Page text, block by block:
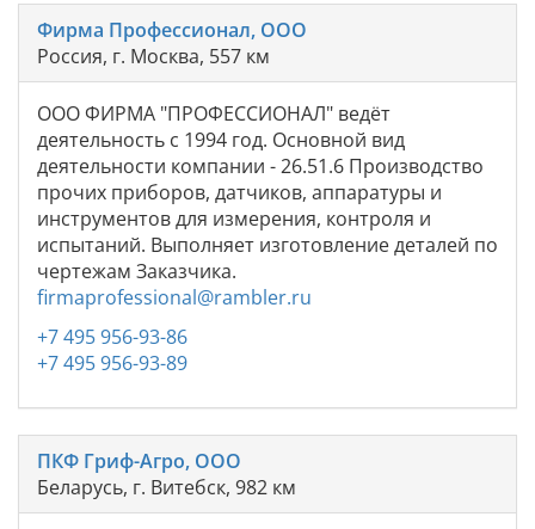
Фирма Профессионал, ООО
Россия, г. Москва, 557 км
ООО ФИРМА "ПРОФЕССИОНАЛ" ведёт
деятельность с 1994 год. Основной вид
деятельности компании - 26.51.6 Производство
прочих приборов, датчиков, аппаратуры и
инструментов для измерения, контроля и
испытаний. Выполняет изготовление деталей по
чертежам Заказчика.
firmaprofessional@rambler.ru
+7 495 956-93-86
+7 495 956-93-89
ПКФ Гриф-Агро, ООО
Беларусь, г. Витебск, 982 км